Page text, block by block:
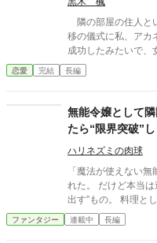
長。最悪の出会い
た身体と居場所を取
隣の部屋の住人と
移の儀式に私、アカネは巻
成功したみたいで、
手に入れたらしい。 巻き込まれた私のスキルは「料理」スキル
だけど、それは手順
とを恐れてスキルの力を
たら「お前は不要
うなったらもう、異
恋愛 完結 長編
無能令嬢として
たら“限界突破”
います
ハリネズミの肉球
「魔法が使えない
れた。 だけど本当は
出す”もの。 料理と
ゃなくなる。 食べた人間の限界を――強制的に、超えさせる。 最
初は小さな変化だっ
ファンタジー 連載中 長編